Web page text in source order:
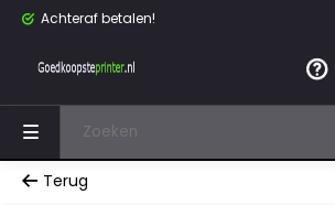
Achteraf betalen!
Terug